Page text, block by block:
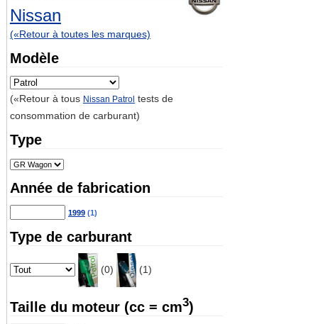
Nissan
(«Retour à toutes les marques)
Modèle
(«Retour à tous Nissan Patrol tests de
consommation de carburant)
Type
Année de fabrication
1999(1)
Type de carburant
(0) (1)
Taille du moteur (cc = cm3)